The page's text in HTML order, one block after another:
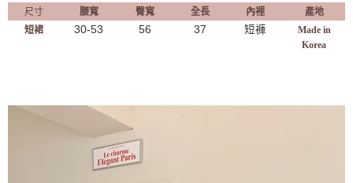
尺寸
腰寬 臀寬 全長 內裡
產地
短裙
30-53 56 37 短褲
Made in
Korea